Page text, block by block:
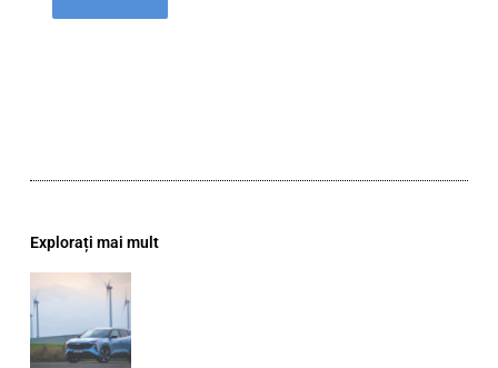
Explorați mai mult